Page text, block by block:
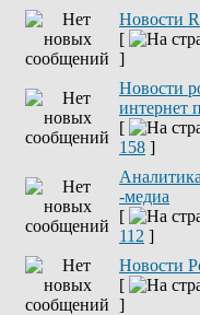
Новости
[
]
Новости
интернет
[
158 ]
-медиа
[
112 ]
Новости
[
]